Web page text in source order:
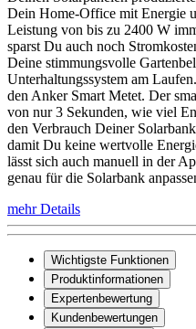
Dein Home-Office mit Energie
Leistung von bis zu 2400 W
sparst Du auch noch
Deine stimmungsvolle
Unterhaltungssystem am
den Anker Smart Metet. Der
von nur 3 Sekunden, wie viel
den Verbrauch Deiner
damit Du keine wertvolle
lässt sich auch manuell in der
genau für die Solarbank
mehr Details
Wichtigste Funktionen
Produktinformationen
Expertenbewertung
Kundenbewertungen